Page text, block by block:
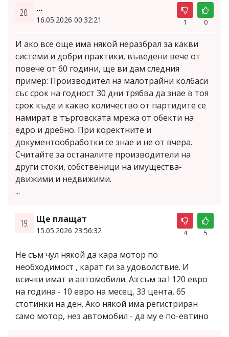
20. ...
16.05.2026 00:32:21 1 0
И ако все още има някой неразбрал за какви
системи и добри практики, въведени вече от
повече от 60 години, ще ви дам следния
пример: Производител на малотрайни колбаси
със срок на годност 30 дни трябва да знае в тоя
срок къде и какво количество от партидите се
намират в търговската мрежа от обекти на
едро и дребно. При коректните и
документообработки се знае и не от вчера.
Считайте за останалите производители на
други стоки, собственици на имущества-
движими и недвижими.
...
19. Ще плащат
15.05.2026 23:56:32 4 5
Не съм чул някой да кара мотор по
необходимост , карат ги за удоволствие. И
всички имат и автомобили. Аз съм за ! 120 евро
на година - 10 евро на месец, 33 цента, 65
стoтинки на ден. Ако някой има регистриран
само мотор, нез автомобил - да му е по-евтино